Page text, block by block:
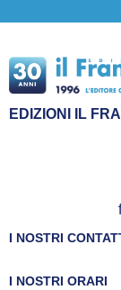
EDIZIONI IL
I NOSTRI
I NOSTRI ORARI